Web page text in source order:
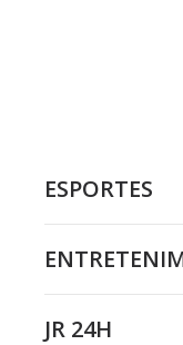
ESPORTES
JR 24H